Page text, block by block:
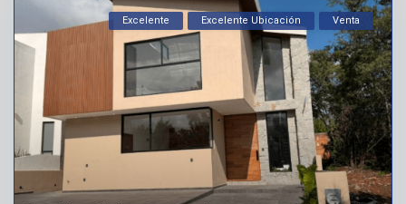
Excelente Excelente Ubicación Venta